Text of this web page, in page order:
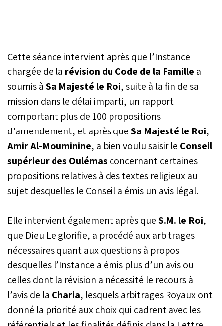
Cette séance intervient après que l’Instance
chargée de la révision du Code de la Famille a
soumis àSa Majesté le Roi, suite à la fin de sa
mission dans le délai imparti, un rapport
comportant plus de 100 propositions
d’amendement, et après queSa Majesté le Roi,
Amir Al-Mouminine, a bien voulu saisir le Conseil
supérieur des Oulémas concernant certaines
propositions relatives à des textes religieux au
sujet desquelles le Conseil a émis un avis légal.
Elle intervient également après queS.M. le Roi,
que Dieu Le glorifie, a procédé aux arbitrages
nécessaires quant aux questions à propos
desquelles l’Instance a émis plus d’un avis ou
celles dont la révision a nécessité le recours à
l’avis de la Charia, lesquels arbitrages Royaux ont
donné la priorité aux choix qui cadrent avec les